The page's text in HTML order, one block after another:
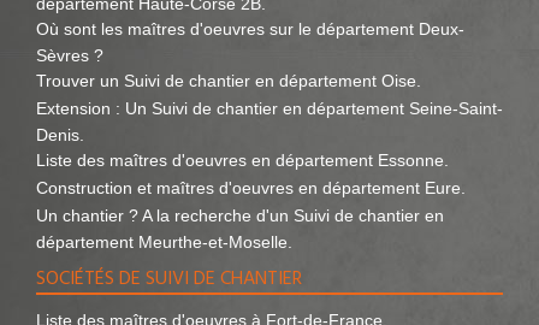
Où sont les maîtres d'oeuvres sur le département Deux-
Sèvres ?
Trouver un Suivi de chantier en département Oise.
Extension : Un Suivi de chantier en département Seine-Saint-
Denis.
Liste des maîtres d'oeuvres en département Essonne.
Construction et maîtres d'oeuvres en département Eure.
Un chantier ? A la recherche d'un Suivi de chantier en
département Meurthe-et-Moselle.
SOCIÉTÉS DE SUIVI DE CHANTIER
Liste des maîtres d'oeuvres à Fort-de-France.